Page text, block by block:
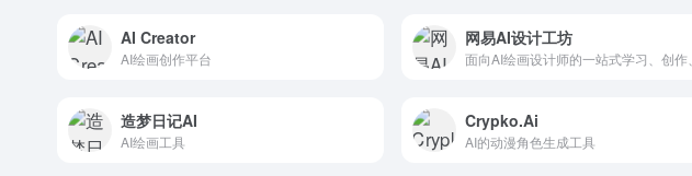
AI Creator
AI绘画创作平台
网易AI设计工坊
造梦日记AI
AI绘画工具
Crypko.Ai
AI的动漫角色生成工具